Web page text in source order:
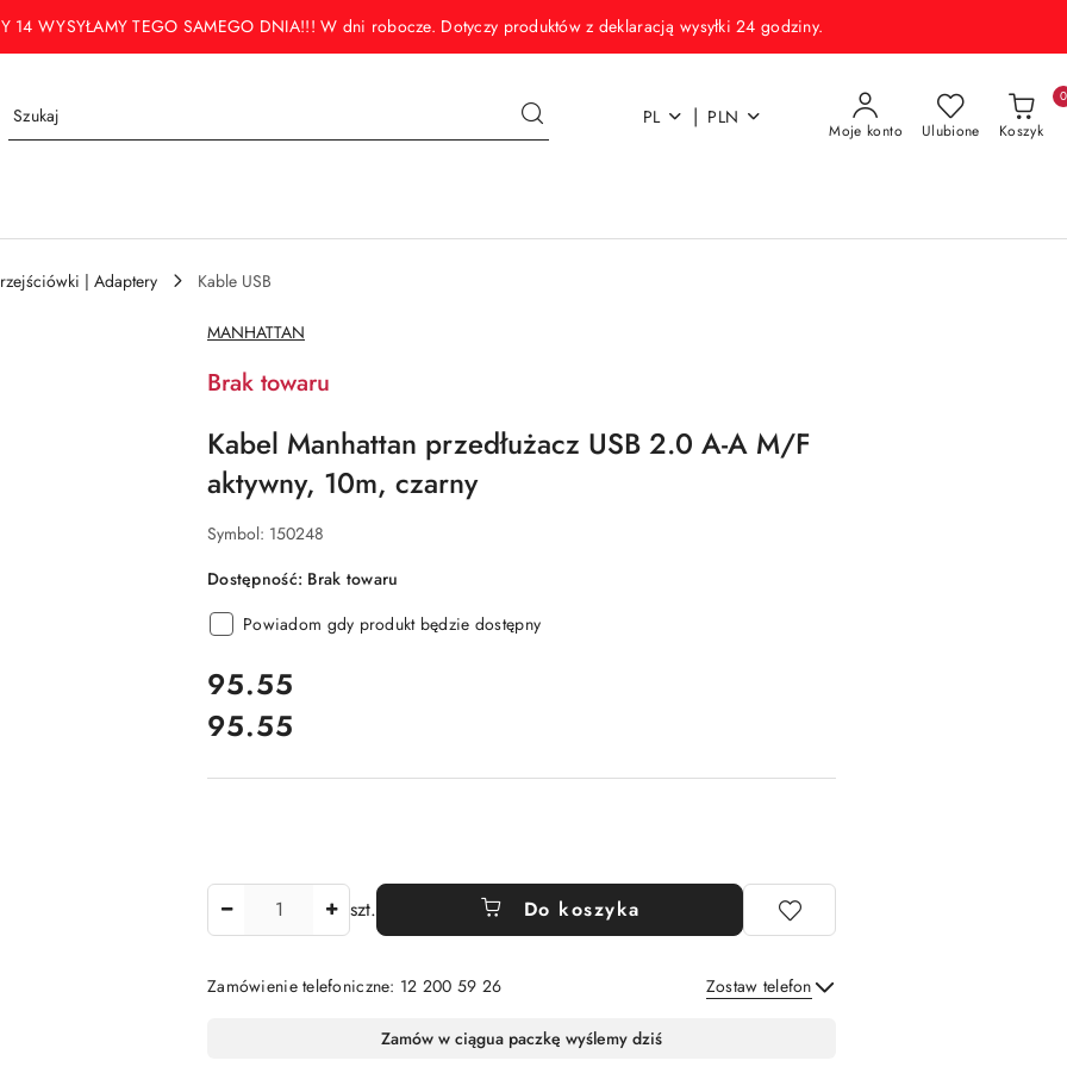
14 WYSYŁAMY TEGO SAMEGO DNIA!!! W dni robocze. Dotyczy produktów z deklaracją wysyłki 24 godziny.
PL | PLN
Moje konto Ulubione Koszyk
0
| Adaptery
Kable USB
NAZWA
PRODUCENTA:
MANHATTAN
Brak towaru
Kabel Manhattan przedłużacz USB 2.0 A-A M/F
aktywny, 10m, czarny
Symbol: 150248
Dostępność: Brak towaru
Powiadom gdy produkt będzie dostępny
cena:
95.55
Cena:
95.55
szt. Do koszyka
Zamówienie telefoniczne: 12 200 59 26 Zostaw telefon
Zamów w ciągua paczkę wyślemy dziś